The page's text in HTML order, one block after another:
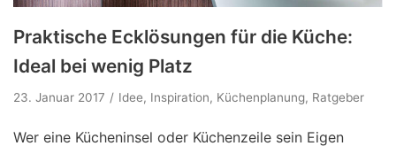
Praktische Ecklösungen für die Küche:
Ideal bei wenig Platz
23. Januar 2017 Idee, Inspiration, Küchenplanung, Ratgeber
Wer eine Kücheninsel oder Küchenzeile sein Eigen